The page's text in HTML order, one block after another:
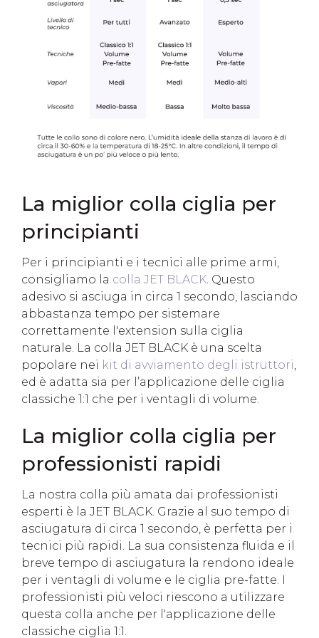
La miglior colla ciglia per
principianti
Per i principianti e i tecnici alle prime armi,
consigliamo la colla JET BLACK . Questo
adesivo si asciuga in circa 1 secondo, lasciando
abbastanza tempo per sistemare
correttamente l'extension sulla ciglia
naturale. La colla JET BLACK è una scelta
popolare nei kit di avviamento degli istruttori
ed è adatta sia per l’applicazione delle ciglia
classiche 1:1 che per i ventagli di volume.
La miglior colla ciglia per
professionisti rapidi
La nostra colla più amata dai professionisti
esperti è la JET BLACK. Grazie al suo tempo di
asciugatura di circa 1 secondo, è perfetta per i
tecnici più rapidi. La sua consistenza fluida e il
breve tempo di asciugatura la rendono ideale
per i ventagli di volume e le ciglia pre-fatte. I
professionisti più veloci riescono a utilizzare
questa colla anche per l'applicazione delle
classiche ciglia 1:1.